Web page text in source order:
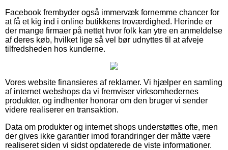
Facebook frembyder også immervæk fornemme chancer for
at få et kig ind i online butikkens troværdighed. Herinde er
der mange firmaer på nettet hvor folk kan ytre en anmeldelse
af deres køb, hvilket lige så vel bør udnyttes til at afveje
tilfredsheden hos kunderne.
Vores website finansieres af reklamer. Vi hjælper en samling
af internet webshops da vi fremviser virksomhedernes
produkter, og indhenter honorar om den bruger vi sender
videre realiserer en transaktion.
Data om produkter og internet shops understøttes ofte, men
der gives ikke garantier imod forandringer der måtte være
realiseret siden vi sidst opdaterede de viste informationer.